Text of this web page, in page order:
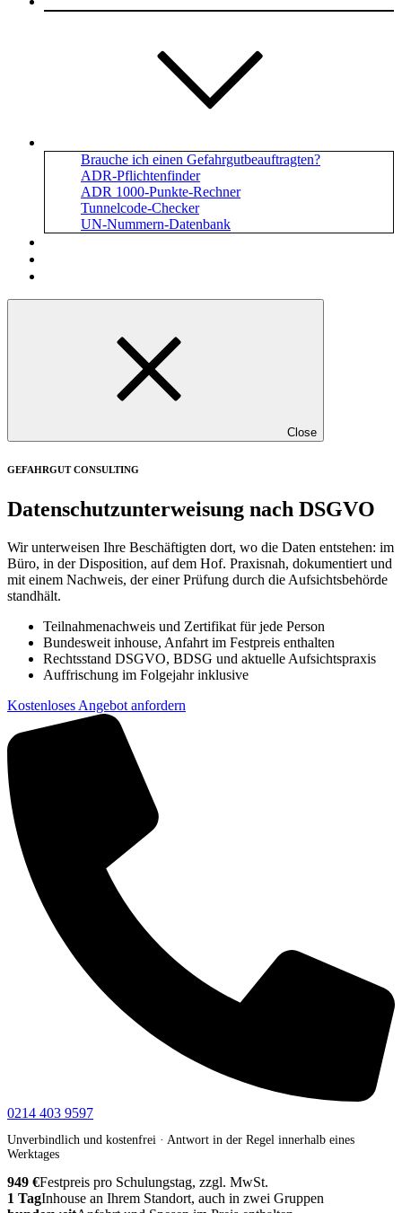
Brauche ich einen Gefahrgutbeauftragten?
ADR-Pflichtenfinder
ADR 1000-Punkte-Rechner
Tunnelcode-Checker
UN-Nummern-Datenbank
Close
GEFAHRGUT CONSULTING
Datenschutzunterweisung nach DSGVO
Wir unterweisen Ihre Beschäftigten dort, wo die Daten entstehen: im
Büro, in der Disposition, auf dem Hof. Praxisnah, dokumentiert und
mit einem Nachweis, der einer Prüfung durch die Aufsichtsbehörde
standhält.
Teilnahmenachweis und Zertifikat für jede Person
Bundesweit inhouse, Anfahrt im Festpreis enthalten
Rechtsstand DSGVO, BDSG und aktuelle Aufsichtspraxis
Auffrischung im Folgejahr inklusive
Kostenloses Angebot anfordern
0214 403 9597
Unverbindlich und kostenfrei · Antwort in der Regel innerhalb eines
Werktages
949 €Festpreis pro Schulungstag, zzgl. MwSt.
1 TagInhouse an Ihrem Standort, auch in zwei Gruppen